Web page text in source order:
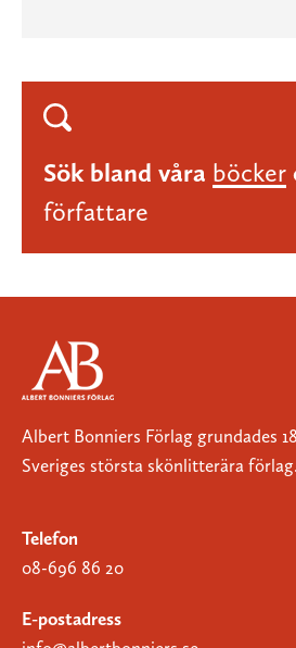
Sök bland våra böcker
författare
Albert Bonniers Förlag grundades
Sveriges största skönlitterära förlag.
Telefon
08-696 86 20
E-postadress